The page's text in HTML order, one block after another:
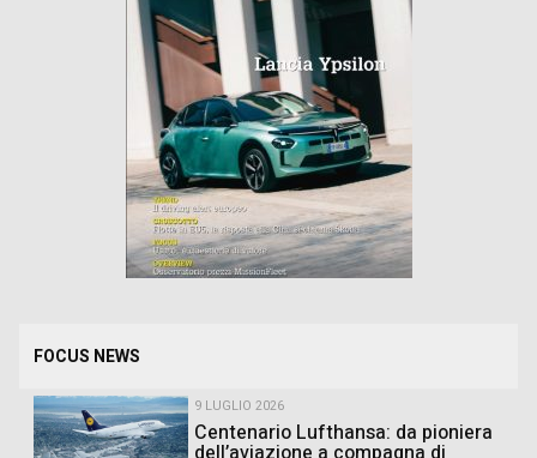
FOCUS NEWS
9 LUGLIO 2026
Centenario Lufthansa: da pioniera